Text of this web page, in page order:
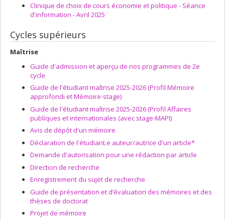
Clinique de choix de cours économie et politique - Séance
d'information - Avril 2025
Cycles supérieurs
Maîtrise
Guide d'admission et aperçu de nos programmes de 2e
cycle
Guide de l'étudiant maîtrise 2025-2026 (Profil Mémoire
approfondi et Mémoire-stage)
Guide de l'étudiant maîtrise 2025-2026 (Profil Affaires
publiques et internationales (avec stage-MAPI)
Avis de dépôt d'un mémoire
Déclaration de l'étudiant.e auteur/autrice d'un article*
Demande d'autorisation pour une rédaction par article
Direction de recherche
Enregistrement du sujet de recherche
Guide de présentation et d’évaluation des mémoires et des
thèses de doctorat
Projet de mémoire